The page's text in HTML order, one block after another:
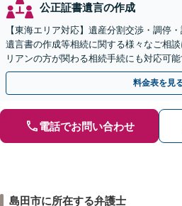
公正証書遺言の作成
【東海エリア対応】遺産分割交渉・調停
遺言書の作成等相続に関する様々なご相
リアンの方が関わる相続手続にも対応可
決を特に意識しています。
料金表を見
電話でお問い合わせ
島田市に所在する弁護士